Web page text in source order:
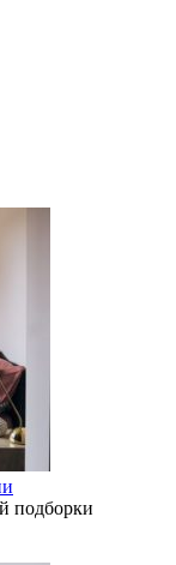
подборки